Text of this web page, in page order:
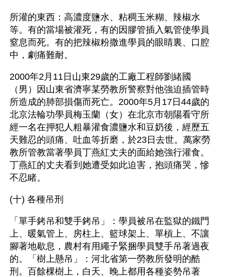
所灌的東西：高濃度鹽水、粘稠玉米糊、辣椒水
等。有的當場被灌死，有的因膠管插入氣管使學員
窒息而死。有的把辣椒粉撒進學員的眼睛裏、口腔
中，劇痛難耐。
2000年2月11日山東29歲的工廠工程師劉緒國
（男）因山東省濟寧某勞教所警察對他強迫插管時
所造成的肺部損傷而死亡。2000年5月17日44歲的
北京法輪功學員梅玉蘭（女）在北京市朝陽看守所
經一名在押犯人粗暴灌食濃鹽水和豆奶後，經歷五
天難忍的頭痛、吐血等折磨，於23日去世。萬家勞
教所管教當著學員丁燕紅丈夫的面給她強行灌食。
丁燕紅的丈夫看到她遭受如此迫害，抱頭痛哭，慘
不忍睹。
(十) 各種吊刑
「單手銬吊和雙手銬吊」：學員被吊在監獄的鐵門
上、暖氣管上、房柱上、籃球架上、單槓上、不讓
腳著地歇息，農村有用繩子緊捆學員雙手吊著過夜
的。「樹上懸吊」：河北省第一勞教所發明的酷
刑。百餘棵樹上，白天、晚上都用各種姿勢吊著